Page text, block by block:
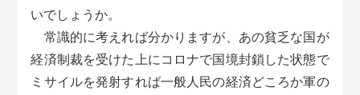
いでしょうか。
常識的に考えれば分かりますが、あの貧乏な国が
経済制裁を受けた上にコロナで国境封鎖した状態で
ミサイルを発射すれば一般人民の経済どころか軍の